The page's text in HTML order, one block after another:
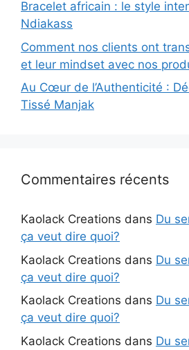
Bracelet africain : le style
Ndiakass
Comment nos clients ont
et leur mindset avec nos
Au Cœur de l’Authenticité :
Tissé Manjak
Commentaires récents
Kaolack Creations dans Du
ça veut dire quoi?
Kaolack Creations dans Du
ça veut dire quoi?
Kaolack Creations dans Du
ça veut dire quoi?
Kaolack Creations dans Du